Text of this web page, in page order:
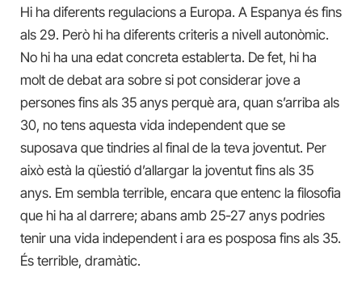
Hi ha diferents regulacions a Europa. A Espanya és fins
als 29. Però hi ha diferents criteris a nivell autonòmic.
No hi ha una edat concreta establerta. De fet, hi ha
molt de debat ara sobre si pot considerar jove a
persones fins als 35 anys perquè ara, quan s’arriba als
30, no tens aquesta vida independent que se
suposava que tindries al final de la teva joventut. Per
això està la qüestió d’allargar la joventut fins als 35
anys. Em sembla terrible, encara que entenc la filosofia
que hi ha al darrere; abans amb 25-27 anys podries
tenir una vida independent i ara es posposa fins als 35.
És terrible, dramàtic.